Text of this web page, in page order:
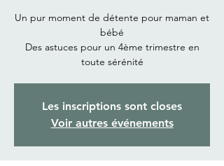
Un pur moment de détente pour maman et
bébé
Des astuces pour un 4ème trimestre en
toute sérénité
Les inscriptions sont closes
Voir autres événements